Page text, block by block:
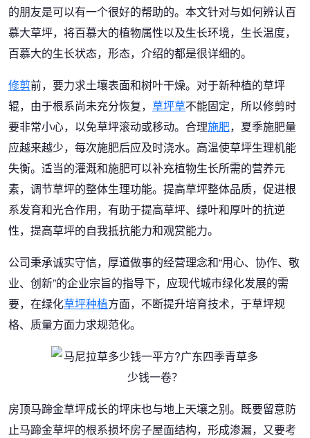
的朋友是可以有一个很好的帮助的。本文针对与如何辨认百
慕大草坪，将百慕大的植物属性以及生长环境，生长温度，
百慕大的生长状态，形态，介绍的都是很详细的。
修剪前，要力求土壤表面和树叶干燥。对于新种植的草坪
辊，由于根系尚未充分恢复， 草坪草不能固定，所以修剪时
要非常小心，以免草坪滚动或移动。合理施肥，夏季施肥量
应越来越少，每次施肥后应及时浇水。高温使草坪生理机能
失衡。适当的灌溉和施肥可以补充植物生长所需的营养元
素，调节草坪的整体生理功能。提高草坪整体品质，促进根
系发育和光合作用，有助于提高草坪、绿叶和厚叶的抗逆
性，提高草坪的自我抵抗能力和观赏能力。
公司秉承诚实守信，厚道做事的经营理念和“用心、协作、敬
业、创新”的企业宗旨的指导下，应现代城市绿化发展的需
要，在绿化草坪种植方面，不断提升培育技术，于草坪规
格、质量方面力求规范化。
房顶马蹄金草坪成长的坪床也与地上天壤之别。既要留意防
止马蹄金草坪的根系损坏房子屋面结构，形成渗漏，又要考